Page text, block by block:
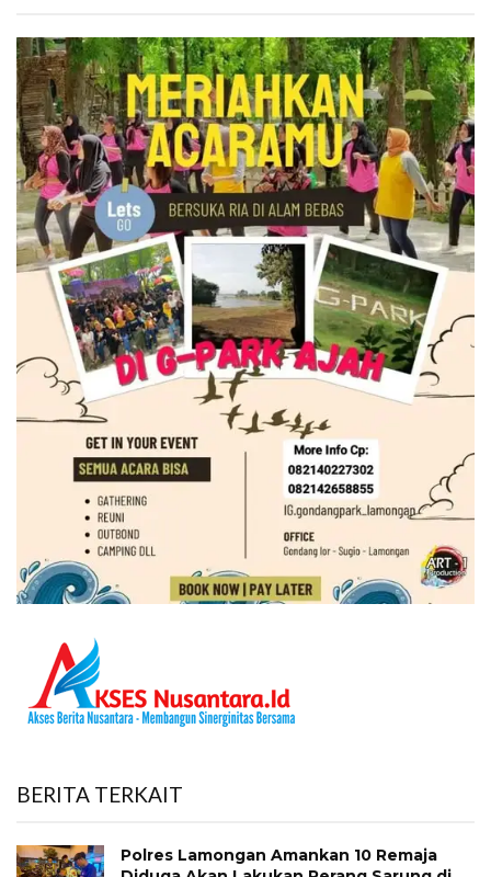
BERITA TERKAIT
Polres Lamongan Amankan 10 Remaja